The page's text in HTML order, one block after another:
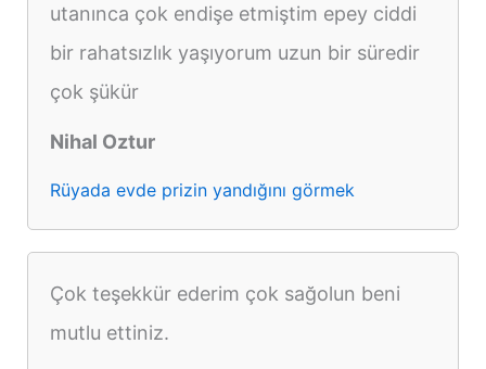
utanınca çok endişe etmiştim epey ciddi
bir rahatsızlık yaşıyorum uzun bir süredir
çok şükür
Nihal Oztur
Rüyada evde prizin yandığını görmek
Çok teşekkür ederim çok sağolun beni
mutlu ettiniz.